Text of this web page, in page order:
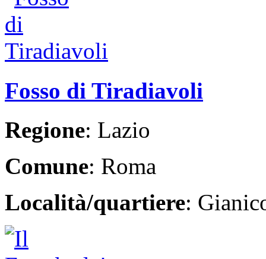
Fosso di Tiradiavoli
Regione: Lazio
Comune: Roma
Località/quartiere: